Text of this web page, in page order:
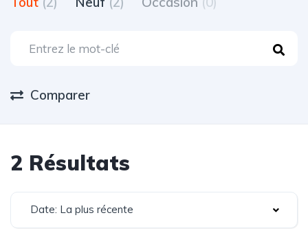
Comparer
2 Résultats
Date: La plus récente